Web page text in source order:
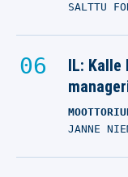
SALTTU
IL: Kalle
JANNE